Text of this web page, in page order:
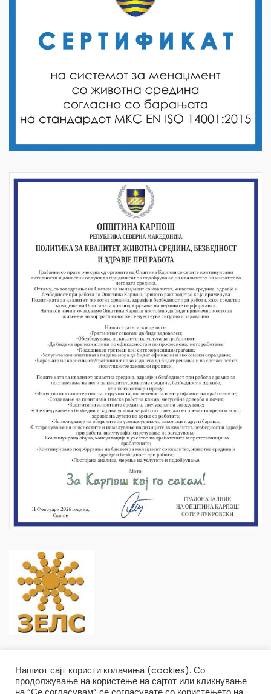
Нашиот сајт користи колачиња (cookies). Со
продолжување на користење на сајтот или кликнување